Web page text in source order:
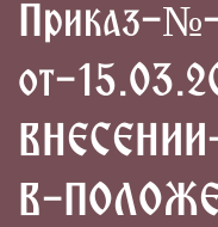
Приказ-
от-
В-